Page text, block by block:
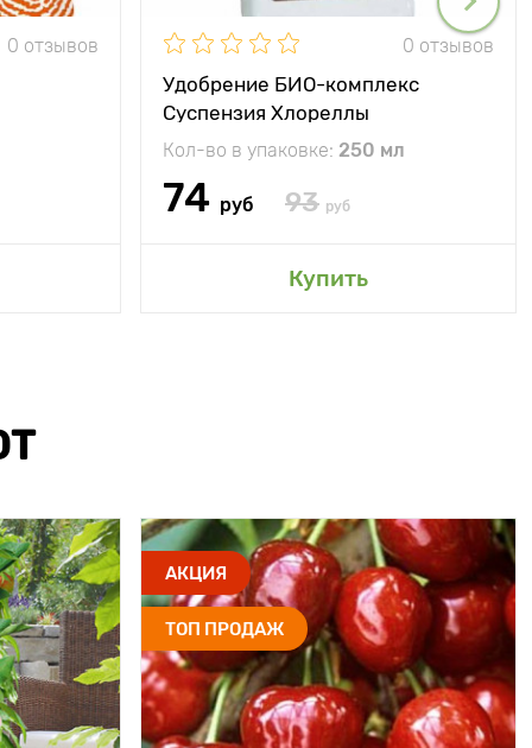
0 отзывов 0 отзывов
Удобрение БИО-комплекс
Суспензия Хлореллы
Кол-во в упаковке: 250 мл
74 руб 93 руб
Купить
АКЦИЯ
ТОП ПРОДАЖ